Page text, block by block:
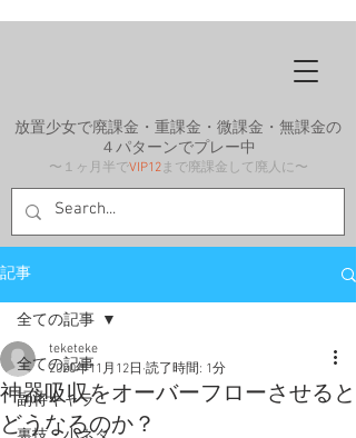
放置少女で廃課金・重課金・微課金・無課金の
４パターンでプレー中
〜１ヶ月半でVIP12まで廃課金して廃人に〜
記事
全ての記事
副将キャラ
全ての記事
神器吸収をオーバーフローさせると
どうなるのか？
teketeke
2020年11月12日 読了時間: 1分